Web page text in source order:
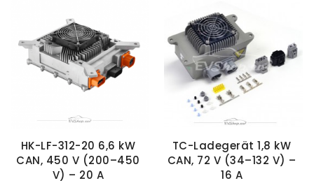
HK-LF-312-20 6,6 kW
CAN, 450 V (200–450
V) – 20 A
TC-Ladegerät 1,8 kW
CAN, 72 V (34–132 V) –
16 A